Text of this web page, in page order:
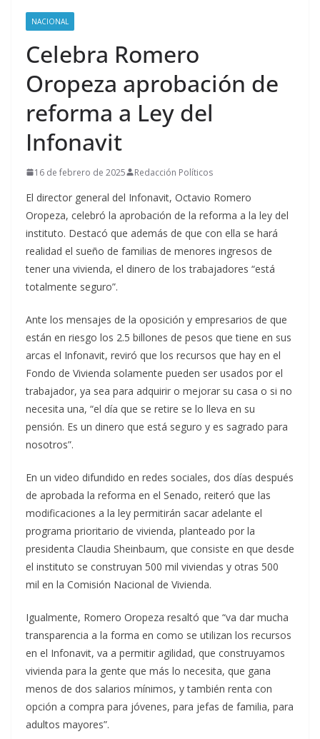
NACIONAL
Celebra Romero
Oropeza aprobación de
reforma a Ley del
Infonavit
16 de febrero de 2025 Redacción Políticos
El director general del Infonavit, Octavio Romero
Oropeza, celebró la aprobación de la reforma a la ley del
instituto. Destacó que además de que con ella se hará
realidad el sueño de familias de menores ingresos de
tener una vivienda, el dinero de los trabajadores “está
totalmente seguro”.
Ante los mensajes de la oposición y empresarios de que
están en riesgo los 2.5 billones de pesos que tiene en sus
arcas el Infonavit, reviró que los recursos que hay en el
Fondo de Vivienda solamente pueden ser usados por el
trabajador, ya sea para adquirir o mejorar su casa o si no
necesita una, “el día que se retire se lo lleva en su
pensión. Es un dinero que está seguro y es sagrado para
nosotros”.
En un video difundido en redes sociales, dos días después
de aprobada la reforma en el Senado, reiteró que las
modificaciones a la ley permitirán sacar adelante el
programa prioritario de vivienda, planteado por la
presidenta Claudia Sheinbaum, que consiste en que desde
el instituto se construyan 500 mil viviendas y otras 500
mil en la Comisión Nacional de Vivienda.
Igualmente, Romero Oropeza resaltó que “va dar mucha
transparencia a la forma en como se utilizan los recursos
en el Infonavit, va a permitir agilidad, que construyamos
vivienda para la gente que más lo necesita, que gana
menos de dos salarios mínimos, y también renta con
opción a compra para jóvenes, para jefas de familia, para
adultos mayores”.